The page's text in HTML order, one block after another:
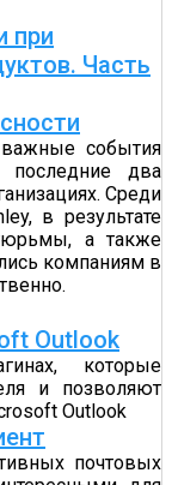
при
Часть
важные события
последние два
Среди
в результате
а также
компаниям в
Outlook
которые
и позволяют
Outlook
почтовых